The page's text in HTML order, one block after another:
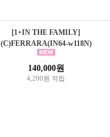
[1+IN THE FAMILY]
(C)FERRARA(IN64-w118N)
140,000원
4,200원 적립